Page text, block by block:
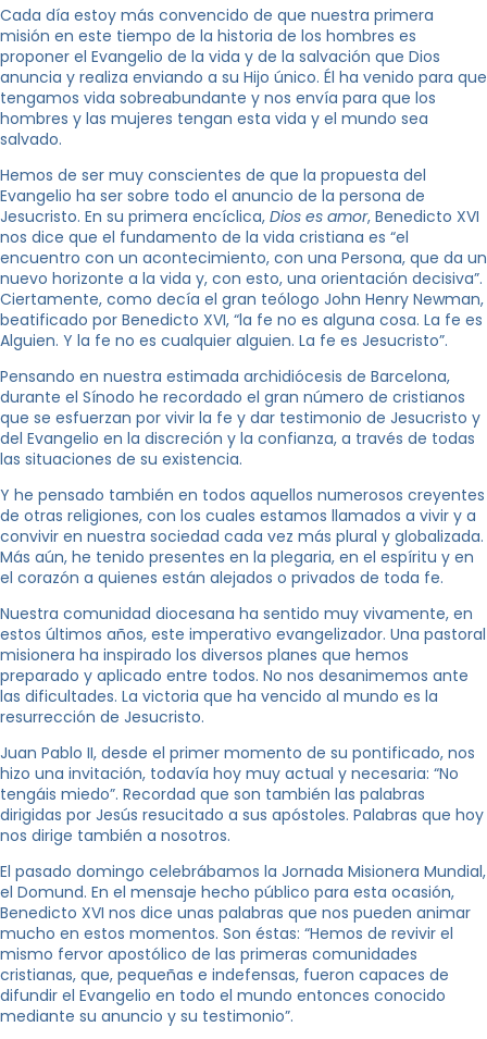
Cada día estoy más convencido de que nuestra primera
misión en este tiempo de la historia de los hombres es
proponer el Evangelio de la vida y de la salvación que Dios
anuncia y realiza enviando a su Hijo único. Él ha venido para que
tengamos vida sobreabundante y nos envía para que los
hombres y las mujeres tengan esta vida y el mundo sea
salvado.
Hemos de ser muy conscientes de que la propuesta del
Evangelio ha ser sobre todo el anuncio de la persona de
Jesucristo. En su primera encíclica, Dios es amor, Benedicto XVI
nos dice que el fundamento de la vida cristiana es “el
encuentro con un acontecimiento, con una Persona, que da un
nuevo horizonte a la vida y, con esto, una orientación decisiva”.
Ciertamente, como decía el gran teólogo John Henry Newman,
beatificado por Benedicto XVI, “la fe no es alguna cosa. La fe es
Alguien. Y la fe no es cualquier alguien. La fe es Jesucristo”.
Pensando en nuestra estimada archidiócesis de Barcelona,
durante el Sínodo he recordado el gran número de cristianos
que se esfuerzan por vivir la fe y dar testimonio de Jesucristo y
del Evangelio en la discreción y la confianza, a través de todas
las situaciones de su existencia.
Y he pensado también en todos aquellos numerosos creyentes
de otras religiones, con los cuales estamos llamados a vivir y a
convivir en nuestra sociedad cada vez más plural y globalizada.
Más aún, he tenido presentes en la plegaria, en el espíritu y en
el corazón a quienes están alejados o privados de toda fe.
Nuestra comunidad diocesana ha sentido muy vivamente, en
estos últimos años, este imperativo evangelizador. Una pastoral
misionera ha inspirado los diversos planes que hemos
preparado y aplicado entre todos. No nos desanimemos ante
las dificultades. La victoria que ha vencido al mundo es la
resurrección de Jesucristo.
Juan Pablo II, desde el primer momento de su pontificado, nos
hizo una invitación, todavía hoy muy actual y necesaria: “No
tengáis miedo”. Recordad que son también las palabras
dirigidas por Jesús resucitado a sus apóstoles. Palabras que hoy
nos dirige también a nosotros.
El pasado domingo celebrábamos la Jornada Misionera Mundial,
el Domund. En el mensaje hecho público para esta ocasión,
Benedicto XVI nos dice unas palabras que nos pueden animar
mucho en estos momentos. Son éstas: “Hemos de revivir el
mismo fervor apostólico de las primeras comunidades
cristianas, que, pequeñas e indefensas, fueron capaces de
difundir el Evangelio en todo el mundo entonces conocido
mediante su anuncio y su testimonio”.